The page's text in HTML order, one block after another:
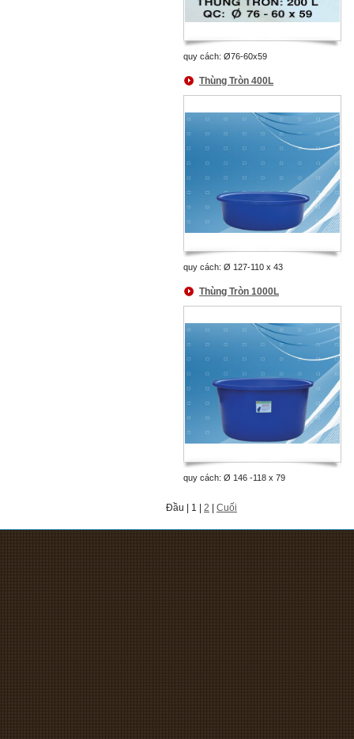
quy cách: Ø76-60x59
Thùng Tròn 400L
quy cách: Ø 127-110 x 43
Thùng Tròn 1000L
quy cách: Ø 146 -118 x 79
Đầu | 1 | 2 Cuối